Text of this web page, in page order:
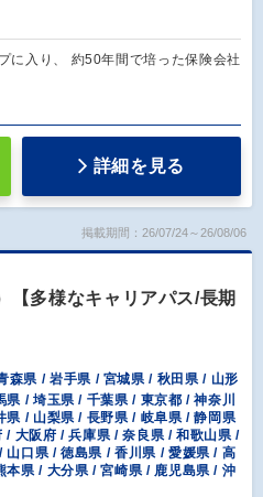
に入り、 約50年間で培った保険会社
詳細を見る
掲載期間：26/07/24～26/08/06
【多様なキャリアパス/長期
森県 / 岩手県 / 宮城県 / 秋田県 / 山形
/ 埼玉県 / 千葉県 / 東京都 / 神奈川
/ 山梨県 / 長野県 / 岐阜県 / 静岡県
大阪府 / 兵庫県 / 奈良県 / 和歌山県 /
口県 / 徳島県 / 香川県 / 愛媛県 / 高
県 / 大分県 / 宮崎県 / 鹿児島県 / 沖